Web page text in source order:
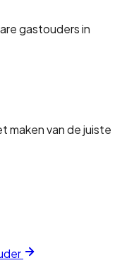
gastouders in
maken van de juiste